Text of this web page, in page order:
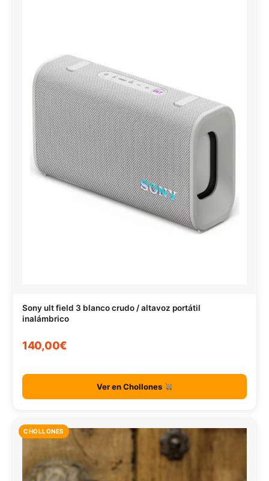
Sony ult field 3 blanco crudo / altavoz portátil
inalámbrico
140,00€
Ver en Chollones
CHOLLONES